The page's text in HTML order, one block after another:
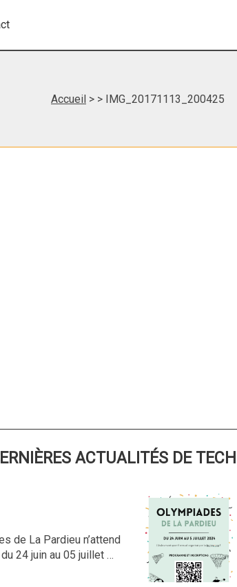
Accueil > > IMG_20171113_200425
ACTUALITÉS DE
de La Pardieu n’attend
24 juin au 05 juillet …